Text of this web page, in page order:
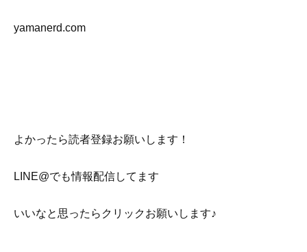
yamanerd.com
よかったら読者登録お願いします！
LINE@でも情報配信してます
いいなと思ったらクリックお願いします♪